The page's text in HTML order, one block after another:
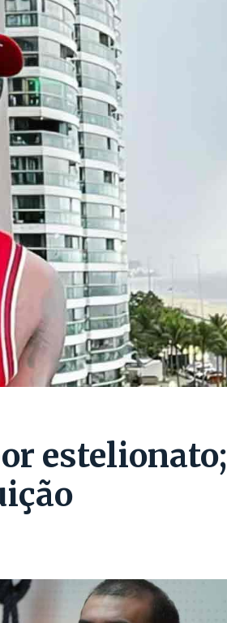
estelionato;